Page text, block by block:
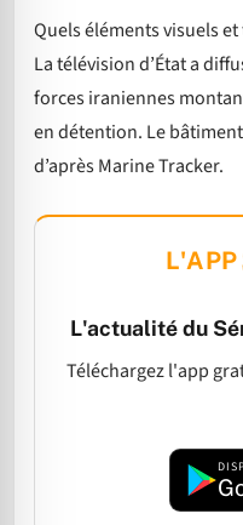
Quels éléments visuels
La télévision d’État a
forces iraniennes
en détention. Le
d’après Marine Tracker.
L'APP
L'actualité du
Téléchargez l'app